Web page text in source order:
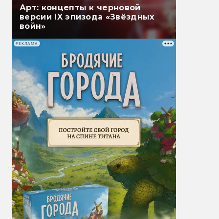
Арт: концепты к черновой
версии IX эпизода «Звёздных
войн»
РЕКЛАМА